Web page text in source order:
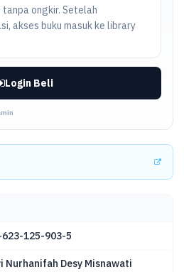
ongkir. Setelah
akses buku masuk ke library
Login Beli
623-125-903-5
Nurhanifah Desy Misnawati